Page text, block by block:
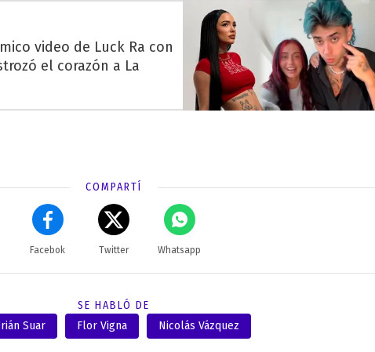
video de Luck Ra con
el corazón a La
COMPARTÍ
Facebok Twitter Whatsapp
SE HABLÓ DE
Suar
Flor Vigna Nicolás Vázquez